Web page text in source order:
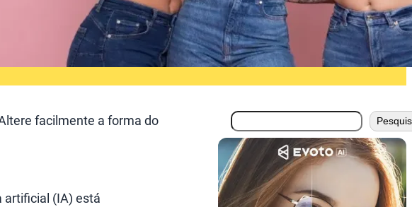
facilmente a forma do
artificial (IA) está
搜
索